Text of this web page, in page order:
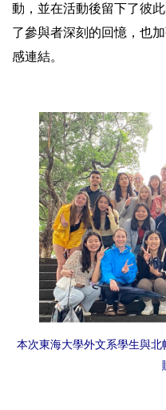
動，並在活動後留下了彼
了參與者深刻的回憶，也
感連結。
本次東海大學外文系學生與